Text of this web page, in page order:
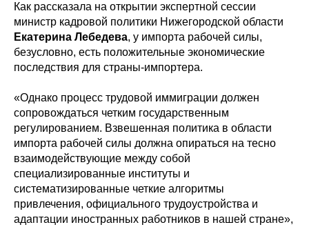
Как рассказала на открытии экспертной сессии
министр кадровой политики Нижегородской области
Екатерина Лебедева, у импорта рабочей силы,
безусловно, есть положительные экономические
последствия для страны-импортера.
«Однако процесс трудовой иммиграции должен
сопровождаться четким государственным
регулированием. Взвешенная политика в области
импорта рабочей силы должна опираться на тесно
взаимодействующие между собой
специализированные институты и
систематизированные четкие алгоритмы
привлечения, официального трудоустройства и
адаптации иностранных работников в нашей стране»,